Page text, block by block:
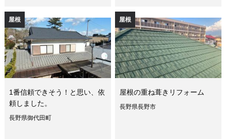
屋根
1番信頼できそう！と思い、依
頼しました。
長野県御代田町
屋根
屋根の重ね葺きリフォーム
長野県長野市